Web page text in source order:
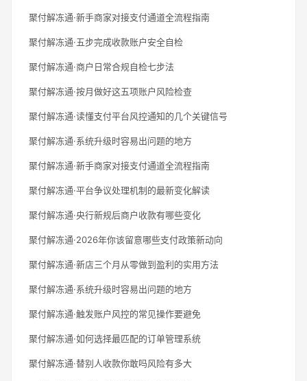
聚付解冻通·新手商家对接支付通道全流程指南
聚付解冻通·五步完成收款账户安全自检
聚付解冻通·商户日常合规自检七步法
聚付解冻通·按月做好这五项账户风险检查
聚付解冻通·读懂支付平台风控通知的几个关键信号
聚付解冻通·系统升级时容易出问题的地方
聚付解冻通·新手商家对接支付通道全流程指南
聚付解冻通·平台争议处理机制的最新变化解读
聚付解冻通·央行新规后商户收款有哪些变化
聚付解冻通·2026年你该留意哪些支付政策新动向
聚付解冻通·新店三个月从零做到盈利的实用方法
聚付解冻通·系统升级时容易出问题的地方
聚付解冻通·触发账户风控的常见操作要避免
聚付解冻通·如何选择最匹配的订单管理系统
聚付解冻通·替别人收款你敢吗风险有多大